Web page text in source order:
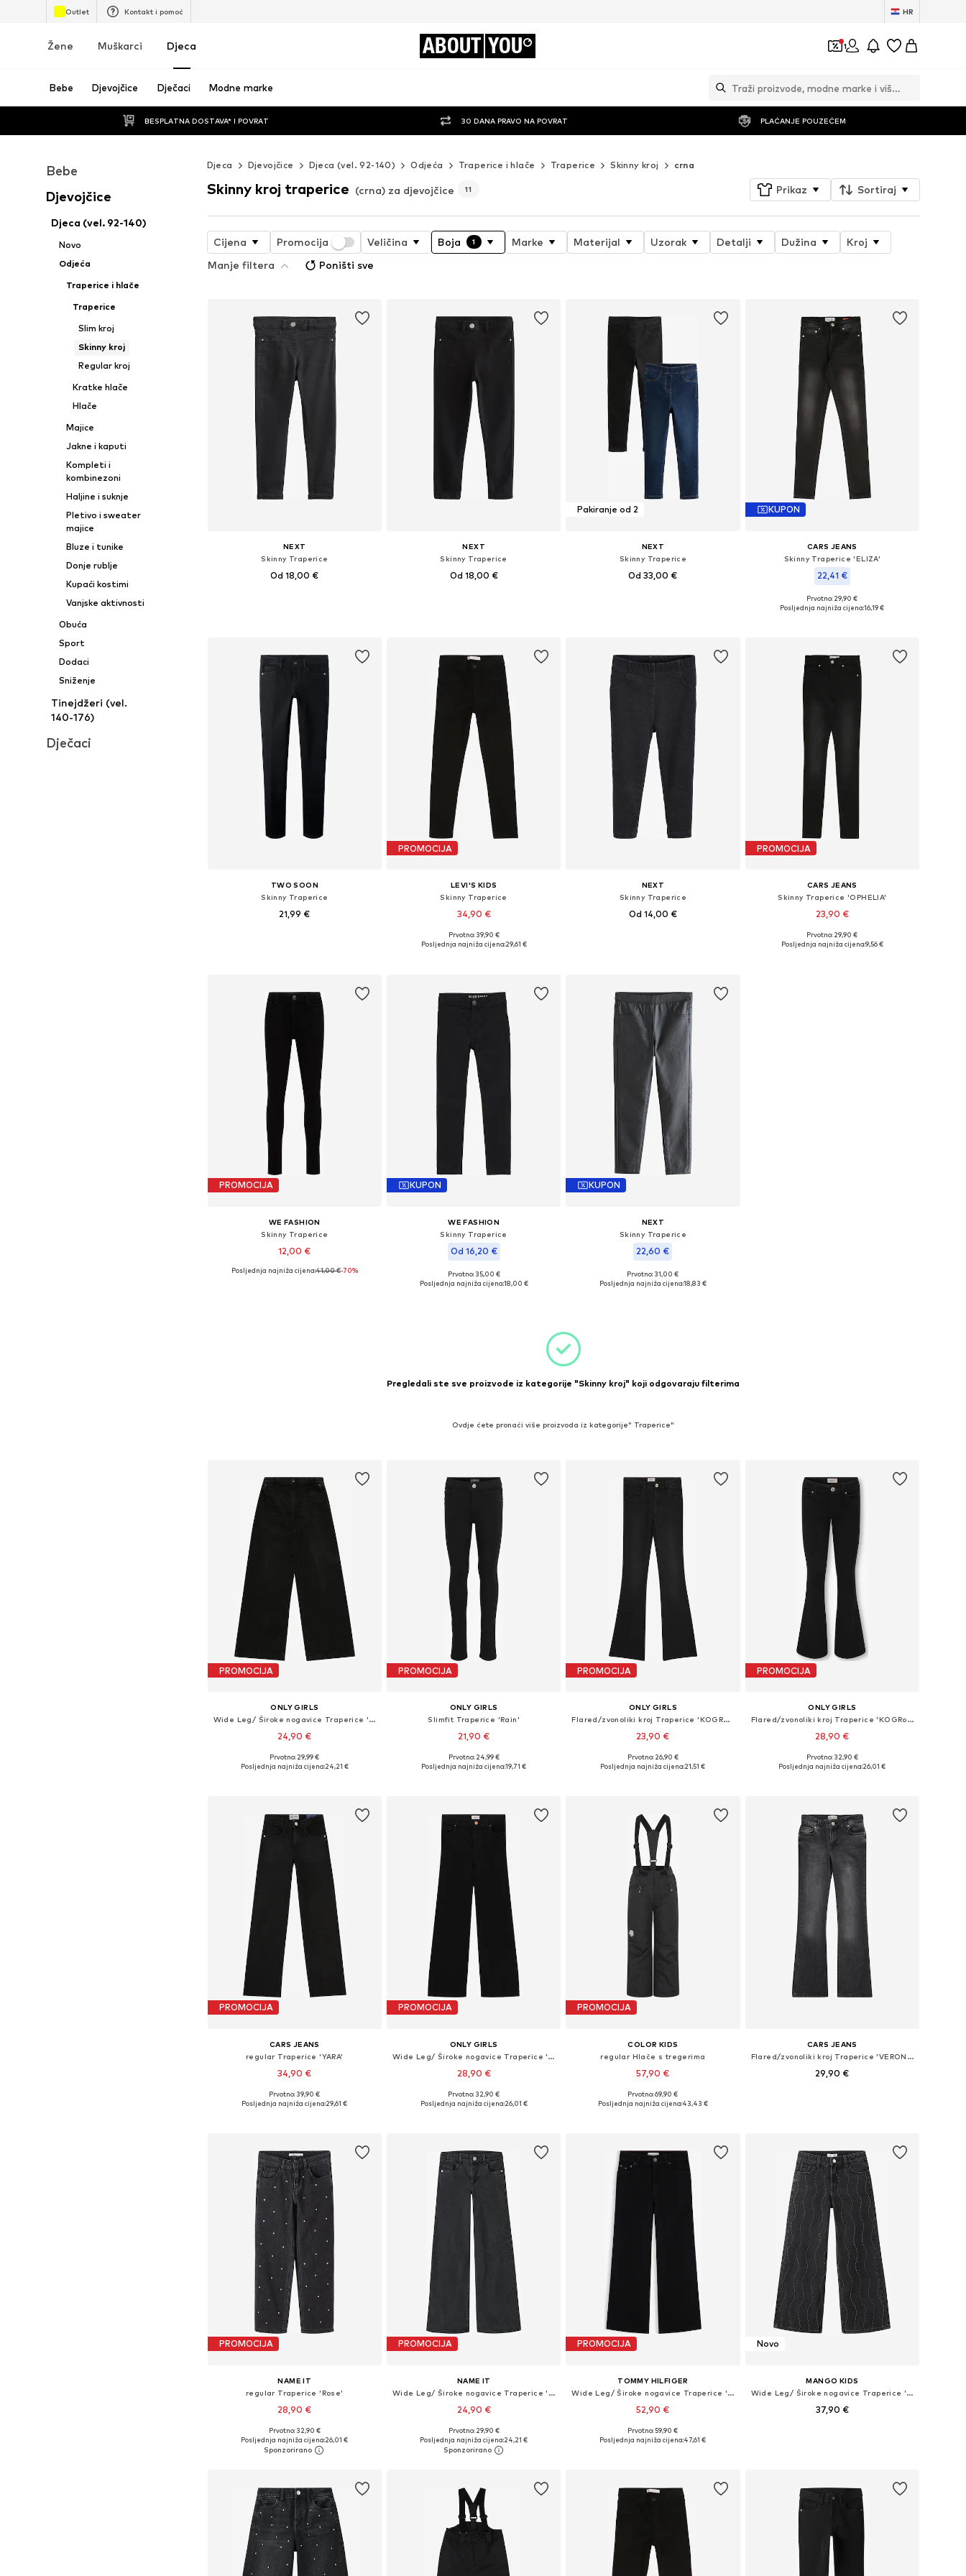
Outlet Kontakt i pomoć HR
Žene Muškarci Djeca ABOUT YOU 1
Bebe Djevojčice Dječaci Modne marke
BESPLATNA DOSTAVA* I POVRAT 30 DANA PRAVO NA POVRAT PLAĆANJE POUZEĆEM
Bebe
Djevojčice
Djeca (vel. 92-140)
Novo
Odjeća
Traperice i hlače
Traperice
Slim kroj
Skinny kroj
Regular kroj
Kratke hlače
Hlače
Majice
Jakne i kaputi
Kompleti i
kombinezoni
Haljine i suknje
Pletivo i sweater
majice
Bluze i tunike
Donje rublje
Kupaći kostimi
Vanjske aktivnosti
Obuća
Sport
Dodaci
Sniženje
Tinejdžeri (vel.
140-176)
Dječaci
Djeca Djevojčice Djeca (vel. 92-140) Odjeća Traperice i hlače Traperice Skinny kroj crna
Skinny kroj traperice (crna) za djevojčice 11 Prikaz Sortiraj
Cijena Promocija Veličina Boja 1 Marke Materijal Uzorak Detalji Dužina
Kroj
Manje filtera
Poništi sve
NEXT
Skinny Traperice
Od 18,00 €
NEXT
Skinny Traperice
Od 18,00 €
Pakiranje od 2
NEXT
Skinny Traperice
Od 33,00 €
KUPON
CARS JEANS
Skinny Traperice 'ELIZA'
22,41 €
Dostupno u više veličina
Prvotno: 29,90 €
Posljednja najniža cijena:16,19 €
TWO SOON
Skinny Traperice
21,99 €
PROMOCIJA
LEVI'S KIDS
Skinny Traperice
34,90 €
Dostupno u više veličina
Prvotno: 39,90 €
Posljednja najniža cijena:29,61 €
NEXT
Skinny Traperice
Od 14,00 €
PROMOCIJA
CARS JEANS
Skinny Traperice 'OPHELIA'
23,90 €
Dostupne veličine: 140, 146, 164
Prvotno: 29,90 €
Posljednja najniža cijena:9,56 €
PROMOCIJA
WE FASHION
Skinny Traperice
12,00 €
Dostupne veličine: 110
Posljednja najniža cijena:41,00 €-70%
KUPON
WE FASHION
Skinny Traperice
Od 16,20 €
Dostupne veličine: 128, 164
Prvotno: 35,00 €
Posljednja najniža cijena:18,00 €
KUPON
NEXT
Skinny Traperice
22,60 €
Dostupne veličine: 158
Prvotno: 31,00 €
Posljednja najniža cijena:18,83 €
Pregledali ste sve proizvode iz kategorije "Skinny kroj" koji odgovaraju filterima
Ovdje ćete pronaći više proizvoda iz kategorije" Traperice"
PROMOCIJA
ONLY GIRLS
Wide Leg/ Široke nogavice Traperice 'KOGComet'
24,90 €
Dostupno u više veličina
Prvotno: 29,99 €
Posljednja najniža cijena:24,21 €
PROMOCIJA
ONLY GIRLS
Slimfit Traperice 'Rain'
21,90 €
Dostupno u više veličina
Prvotno: 24,99 €
Posljednja najniža cijena:19,71 €
PROMOCIJA
ONLY GIRLS
Flared/zvonoliki kroj Traperice 'KOGRain'
23,90 €
Dostupno u više veličina
Prvotno: 26,90 €
Posljednja najniža cijena:21,51 €
PROMOCIJA
ONLY GIRLS
Flared/zvonoliki kroj Traperice 'KOGRoyal'
28,90 €
Dostupno u više veličina
Prvotno: 32,90 €
Posljednja najniža cijena:26,01 €
PROMOCIJA
CARS JEANS
regular Traperice 'YARA'
34,90 €
Dostupno u više veličina
Prvotno: 39,90 €
Posljednja najniža cijena:29,61 €
PROMOCIJA
ONLY GIRLS
Wide Leg/ Široke nogavice Traperice 'Juicy'
28,90 €
Dostupno u više veličina
Prvotno: 32,90 €
Posljednja najniža cijena:26,01 €
PROMOCIJA
COLOR KIDS
regular Hlače s tregerima
57,90 €
Dostupno u više veličina
Prvotno: 69,90 €
Posljednja najniža cijena:43,43 €
CARS JEANS
Flared/zvonoliki kroj Traperice 'VERONIQUE'
29,90 €
PROMOCIJA
NAME IT
regular Traperice 'Rose'
28,90 €
+ 1
Dostupno u više veličina
Dodaj u košaricu
Prvotno: 32,90 €
Posljednja najniža cijena:26,01 €
PROMOCIJA
NAME IT
Wide Leg/ Široke nogavice Traperice 'NKFPolly'
24,90 €
Dostupno u više veličina
Dodaj u košaricu
Prvotno: 29,90 €
Posljednja najniža cijena:24,21 €
PROMOCIJA
TOMMY HILFIGER
Wide Leg/ Široke nogavice Traperice 'MABEL'
52,90 €
Dostupno u više veličina
Prvotno: 59,90 €
Posljednja najniža cijena:47,61 €
Novo
MANGO KIDS
Wide Leg/ Široke nogavice Traperice 'WIDEO'
37,90 €